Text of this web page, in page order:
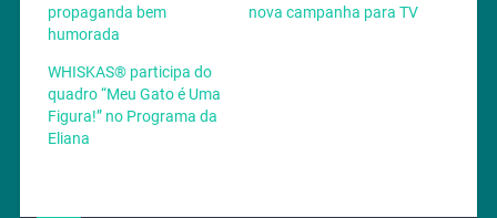
propaganda bem
humorada
nova campanha para TV
WHISKAS® participa do
quadro “Meu Gato é Uma
Figura!” no Programa da
Eliana